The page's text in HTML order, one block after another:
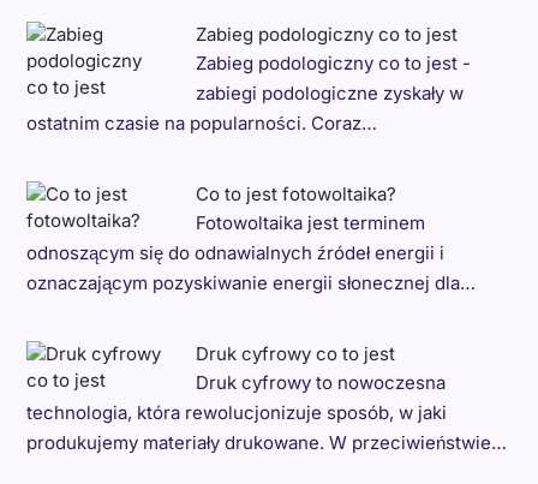
Zabieg podologiczny co to jest
Zabieg podologiczny co to jest -
zabiegi podologiczne zyskały w
ostatnim czasie na popularności. Coraz…
Co to jest fotowoltaika?
Fotowoltaika jest terminem
odnoszącym się do odnawialnych źródeł energii i
oznaczającym pozyskiwanie energii słonecznej dla…
Druk cyfrowy co to jest
Druk cyfrowy to nowoczesna
technologia, która rewolucjonizuje sposób, w jaki
produkujemy materiały drukowane. W przeciwieństwie…